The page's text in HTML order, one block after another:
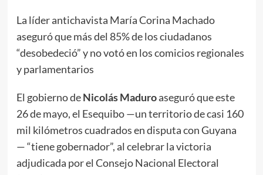
La líder antichavista María Corina Machado
aseguró que más del 85% de los ciudadanos
“desobedeció” y no votó en los comicios regionales
y parlamentarios
El gobierno deNicolás Maduroaseguró que este
26 de mayo, el Esequibo —un territorio de casi 160
mil kilómetros cuadrados en disputa con Guyana
— “tiene gobernador”, al celebrar la victoria
adjudicada por el Consejo Nacional Electoral